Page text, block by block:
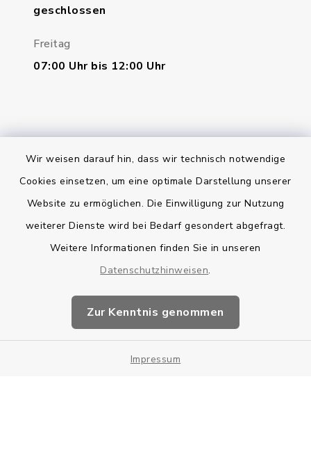
Wir weisen darauf hin, dass wir technisch notwendige
Cookies einsetzen, um eine optimale Darstellung unserer
Website zu ermöglichen. Die Einwilligung zur Nutzung
weiterer Dienste wird bei Bedarf gesondert abgefragt.
Weitere Informationen finden Sie in unseren
Datenschutzhinweisen.
Zur Kenntnis genommen
Impressum
geschlossen
Freitag
07:00 Uhr bis 12:00 Uhr
Bankverbindung
Barrierefreiheit
Impressum
Sitemap